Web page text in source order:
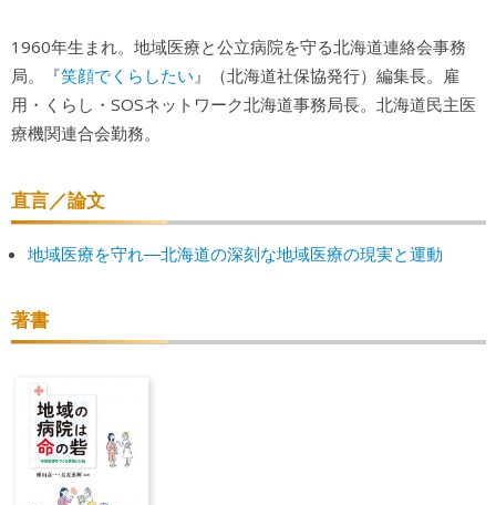
1960年生まれ。地域医療と公立病院を守る北海道連絡会事務
局。『笑顔でくらしたい 』（北海道社保協発行）編集長。雇
用・くらし・SOSネットワーク北海道事務局長。北海道民主医
療機関連合会勤務。
直言／論文
地域医療を守れ―北海道の深刻な地域医療の現実と運動
著書